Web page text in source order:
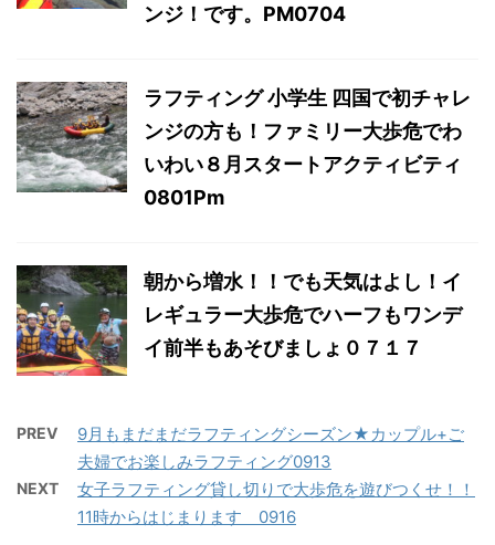
ンジ！です。PM0704
ラフティング 小学生 四国で初チャレ
ンジの方も！ファミリー大歩危でわ
いわい８月スタートアクティビティ
0801Pm
朝から増水！！でも天気はよし！イ
レギュラー大歩危でハーフもワンデ
イ前半もあそびましょ０７１７
PREV
9月もまだまだラフティングシーズン★カップル+ご
夫婦でお楽しみラフティング0913
NEXT
女子ラフティング貸し切りで大歩危を遊びつくせ！！
11時からはじまります 0916